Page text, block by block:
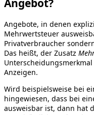
Angebot?
Angebote, in denen
Mehrwertsteuer
Privatverbraucher
Das heißt, der Zusatz
Anzeigen.
Wird beispielsweise bei
hingewiesen, dass bei
ausweisbar ist, dann hat